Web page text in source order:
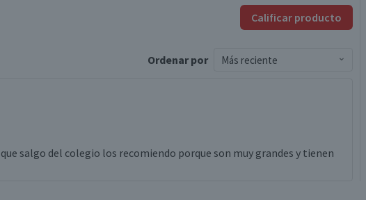
Calificar producto
Ordenar por Más reciente
salgo del colegio los recomiendo porque son muy grandes y tienen